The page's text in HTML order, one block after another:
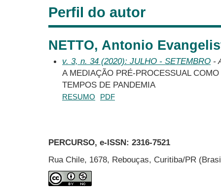
Perfil do autor
NETTO, Antonio
v. 3, n. 34 (2020): JULHO - SETEMBRO -
A MEDIAÇÃO PRÉ-PROCESSUAL
TEMPOS DE PANDEMIA
RESUMO PDF
PERCURSO, e-ISSN: 2316-7521
Rua Chile, 1678, Rebouças, Curitiba/PR